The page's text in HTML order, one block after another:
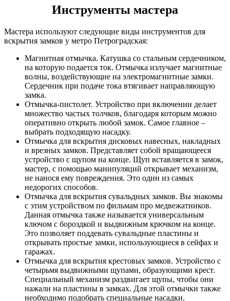
Инструменты мастера
Мастера используют следующие виды инструментов для
вскрытия замков у метро Петроградская:
Магнитная отмычка. Катушка со стальным сердечником,
на которую подается ток. Отмычка излучает магнитные
волны, воздействующие на электромагнитные замки.
Сердечник при подаче тока втягивает направляющую
замка.
Отмычка-пистолет. Устройство при включении делает
множество частых толчков, благодаря которым можно
оперативно открыть любой замок. Самое главное –
выбрать подходящую насадку.
Отмычка для вскрытия дисковых навесных, накладных
и врезных замков. Представляет собой вращающееся
устройство с щупом на конце. Щуп вставляется в замок,
мастер, с помощью манипуляций открывает механизм,
не нанося ему повреждения. Это один из самых
недорогих способов.
Отмычка для вскрытия сувальдных замков. Вы знакомы
с этим устройством по фильмам про медвежатников.
Данная отмычка также называется универсальным
ключом с бороздкой и выдвижным крючком на конце.
Это позволяет поддевать сувальдные пластины и
открывать простые замки, использующиеся в сейфах и
гаражах.
Отмычка для вскрытия крестовых замков. Устройство с
четырьмя выдвижными щупами, образующими крест.
Специальный механизм раздвигает щупы, чтобы они
нажали на пластины в замках. Для этой отмычки также
необходимо подобрать специальные насадки.